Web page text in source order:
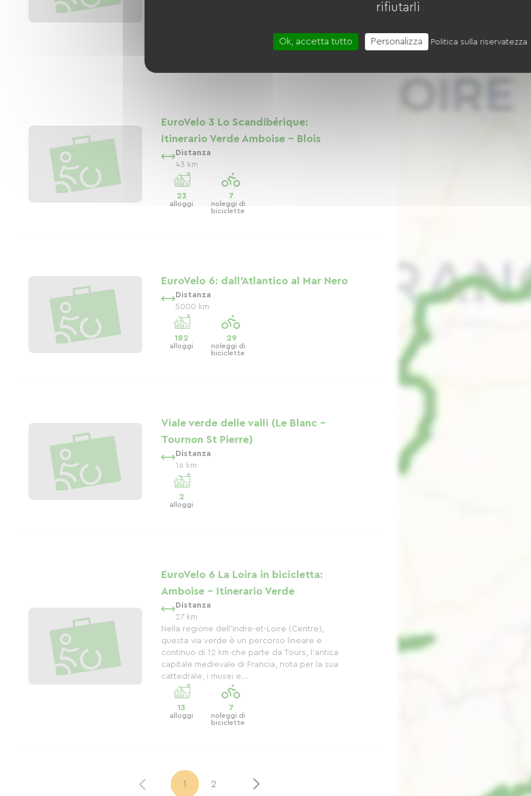
EuroVelo 3 Lo Scandibérique:
Itinerario Verde Amboise - Blois
Distanza
43 km
23
alloggi
7
noleggi di
biciclette
EuroVelo 6: dall'Atlantico al Mar Nero
Distanza
5000 km
182
alloggi
29
noleggi di
biciclette
Viale verde delle valli (Le Blanc -
Tournon St Pierre)
Distanza
16 km
2
alloggi
EuroVelo 6 La Loira in bicicletta:
Amboise - Itinerario Verde
Distanza
27 km
Nella regione dell'Indre-et-Loire (Centre),
questa via verde è un percorso lineare e
continuo di 12 km che parte da Tours, l'antica
capitale medievale di Francia, nota per la sua
cattedrale, i musei e...
13
alloggi
7
noleggi di
biciclette
1 2
rifiutarli
Ok, accetta tutto Personalizza Politica sulla riservatezza